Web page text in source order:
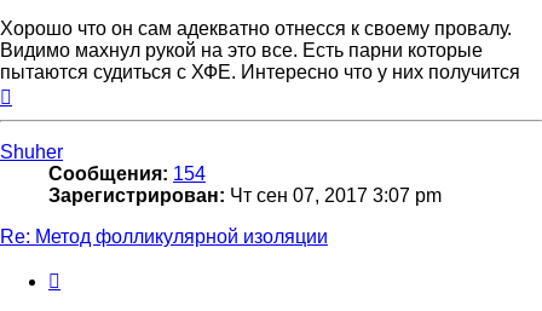
Хорошо что он сам адекватно отнесся к своему провалу.
Видимо махнул рукой на это все. Есть парни которые
пытаются судиться с ХФЕ. Интересно что у них получится
Shuher
Сообщения: 154
Зарегистрирован: Чт сен 07, 2017 3:07 pm
Re: Метод фолликулярной изоляции